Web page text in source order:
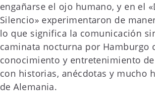
engañarse el ojo humano, y en el
Silencio» experimentaron de
lo que significa la comunicación
caminata nocturna por Hamburgo
conocimiento y entretenimiento
con historias, anécdotas y mucho
de Alemania.